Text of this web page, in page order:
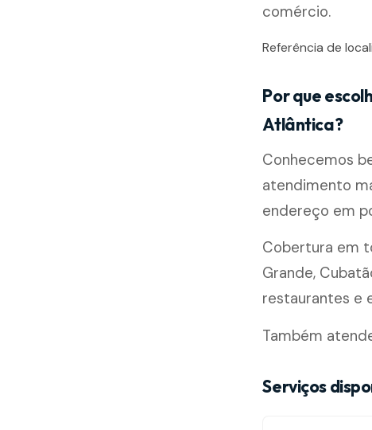
comércio.
Referência de
Por que
Atlântica?
Conhecemos
atendimento
endereço em
Cobertura em
Grande,
restaurantes e
Também
Serviços